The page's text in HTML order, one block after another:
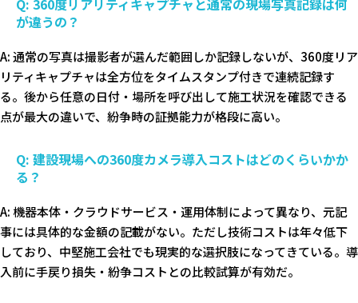
が違うの？
A: 通常の写真は撮影者が選んだ範囲しか記録しないが、360度リア
リティキャプチャは全方位をタイムスタンプ付きで連続記録す
る。後から任意の日付・場所を呼び出して施工状況を確認できる
点が最大の違いで、紛争時の証拠能力が格段に高い。
Q: 建設現場への360度カメラ導入コストはどのくらいかか
る？
A: 機器本体・クラウドサービス・運用体制によって異なり、元記
事には具体的な金額の記載がない。ただし技術コストは年々低下
しており、中堅施工会社でも現実的な選択肢になってきている。導
入前に手戻り損失・紛争コストとの比較試算が有効だ。